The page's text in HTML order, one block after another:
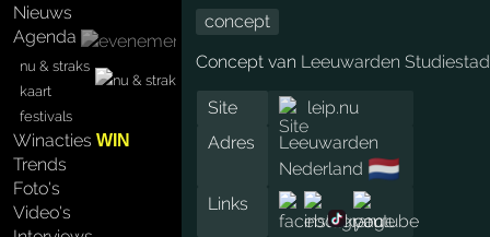
Nieuws
Agenda
nu & straks
kaart
festivals
WinactiesWIN
Trends
Foto's
Video's
concept
Concept van Leeuwarden Studiestad
Site
leip.nu
Adres
Leeuwarden
Nederland 🇳🇱
Links